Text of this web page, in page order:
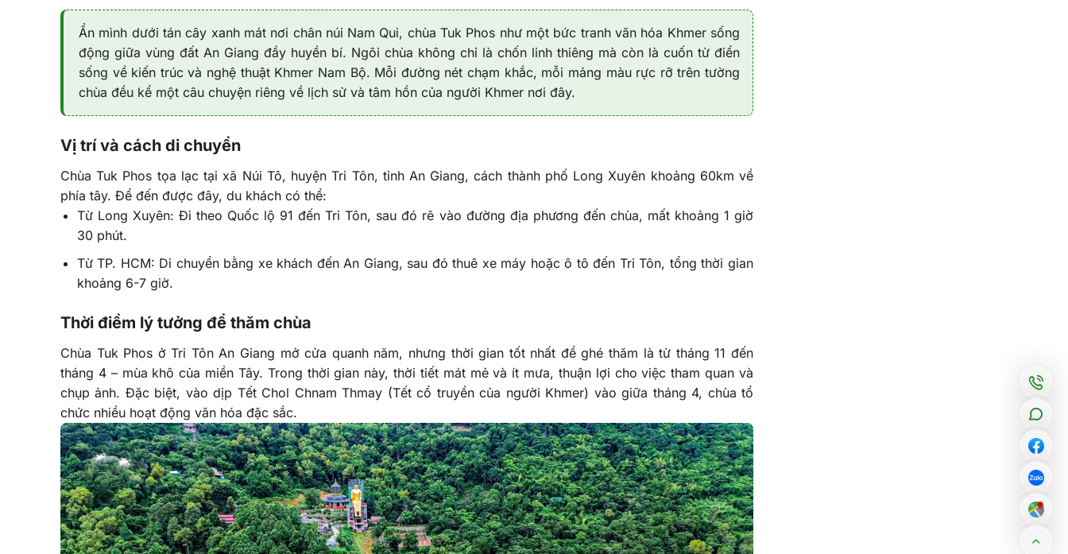
Ẩn mình dưới tán cây xanh mát nơi chân núi Nam Qui, chùa Tuk Phos như một bức tranh văn hóa Khmer sống
động giữa vùng đất An Giang đầy huyền bí. Ngôi chùa không chỉ là chốn linh thiêng mà còn là cuốn từ điển
sống về kiến trúc và nghệ thuật Khmer Nam Bộ. Mỗi đường nét chạm khắc, mỗi mảng màu rực rỡ trên tường
chùa đều kể một câu chuyện riêng về lịch sử và tâm hồn của người Khmer nơi đây.
Vị trí và cách di chuyển
Chùa Tuk Phos tọa lạc tại xã Núi Tô, huyện Tri Tôn, tỉnh An Giang, cách thành phố Long Xuyên khoảng 60km về
phía tây. Để đến được đây, du khách có thể:
Từ Long Xuyên: Đi theo Quốc lộ 91 đến Tri Tôn, sau đó rẽ vào đường địa phương đến chùa, mất khoảng 1 giờ
30 phút.
Từ TP. HCM: Di chuyển bằng xe khách đến An Giang, sau đó thuê xe máy hoặc ô tô đến Tri Tôn, tổng thời gian
khoảng 6-7 giờ.
Thời điểm lý tưởng để thăm chùa
Chùa Tuk Phos ở Tri Tôn An Giang mở cửa quanh năm, nhưng thời gian tốt nhất để ghé thăm là từ tháng 11 đến
tháng 4 – mùa khô của miền Tây. Trong thời gian này, thời tiết mát mẻ và ít mưa, thuận lợi cho việc tham quan và
chụp ảnh. Đặc biệt, vào dịp Tết Chol Chnam Thmay (Tết cổ truyền của người Khmer) vào giữa tháng 4, chùa tổ
chức nhiều hoạt động văn hóa đặc sắc.